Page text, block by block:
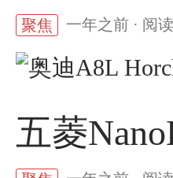
聚焦 一年之前 · 阅
五菱